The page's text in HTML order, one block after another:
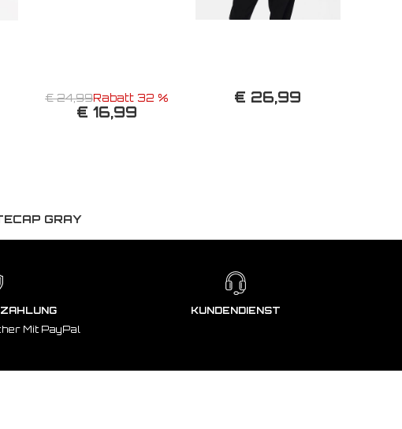
€ 24,99Rabatt 32 %
€ 16,99
€ 26,99
GRAY
Mit PayPal
KUNDENDIENST